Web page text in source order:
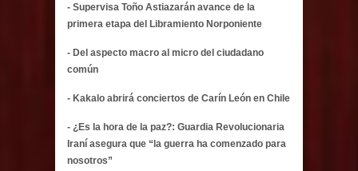
- Supervisa Toño Astiazarán avance de la
primera etapa del Libramiento Norponiente
- Del aspecto macro al micro del ciudadano
común
- Kakalo abrirá conciertos de Carín León en Chile
- ¿Es la hora de la paz?: Guardia Revolucionaria
Iraní asegura que “la guerra ha comenzado para
nosotros”